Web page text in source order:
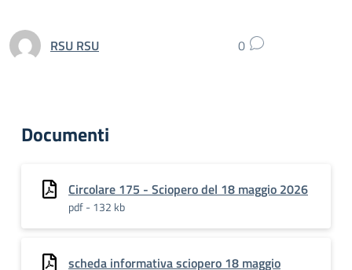
RSU RSU 0
Documenti
Circolare 175 - Sciopero del 18 maggio 2026
pdf - 132 kb
scheda informativa sciopero 18 maggio